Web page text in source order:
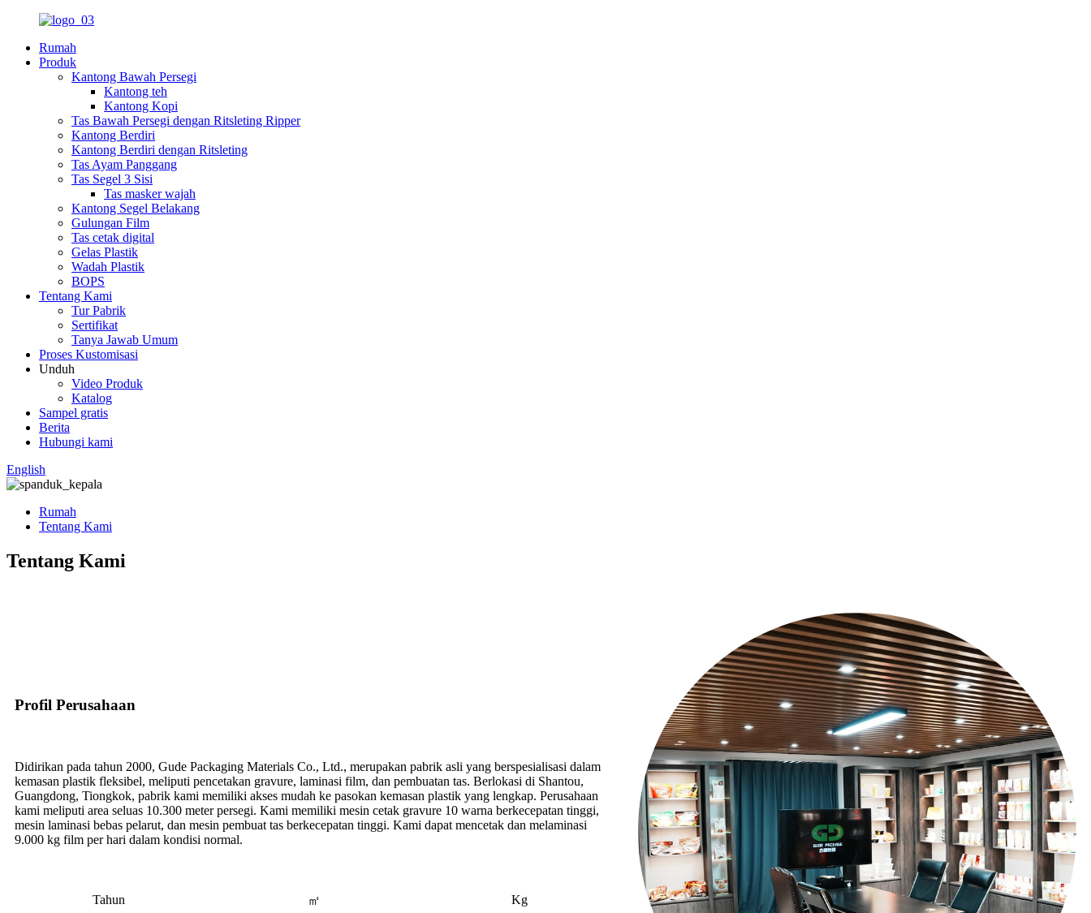
Rumah
Produk
Kantong Bawah Persegi
Kantong teh
Kantong Kopi
Tas Bawah Persegi dengan Ritsleting Ripper
Kantong Berdiri
Kantong Berdiri dengan Ritsleting
Tas Ayam Panggang
Tas Segel 3 Sisi
Tas masker wajah
Kantong Segel Belakang
Gulungan Film
Tas cetak digital
Gelas Plastik
Wadah Plastik
BOPS
Tentang Kami
Tur Pabrik
Sertifikat
Tanya Jawab Umum
Proses Kustomisasi
Unduh
Video Produk
Katalog
Sampel gratis
Berita
Hubungi kami
English
Rumah
Tentang Kami
Tentang Kami
Profil Perusahaan
Didirikan pada tahun 2000, Gude Packaging Materials Co., Ltd., merupakan pabrik asli yang berspesialisasi dalam
kemasan plastik fleksibel, meliputi pencetakan gravure, laminasi film, dan pembuatan tas. Berlokasi di Shantou,
Guangdong, Tiongkok, pabrik kami memiliki akses mudah ke pasokan kemasan plastik yang lengkap. Perusahaan
kami meliputi area seluas 10.300 meter persegi. Kami memiliki mesin cetak gravure 10 warna berkecepatan tinggi,
mesin laminasi bebas pelarut, dan mesin pembuat tas berkecepatan tinggi. Kami dapat mencetak dan melaminasi
9.000 kg film per hari dalam kondisi normal.
Tahun ㎡ Kg